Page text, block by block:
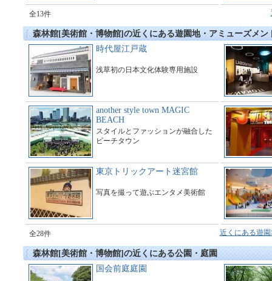
全13件
森林館[美術館・博物館]の近くにある遊園地・アミューズメン
時代屋江戸蔵
浅草初の日本文化体験専用施設
another style town MAGIC
BEACH
スタイルとファッションが融合した
ビーチタウン
東京トリックアート迷宮館
写真を撮って遊ぶエンタメ美術館
全28件 近くにある遊
森林館[美術館・博物館]の近くにある公園・庭園
国会前庭庭園